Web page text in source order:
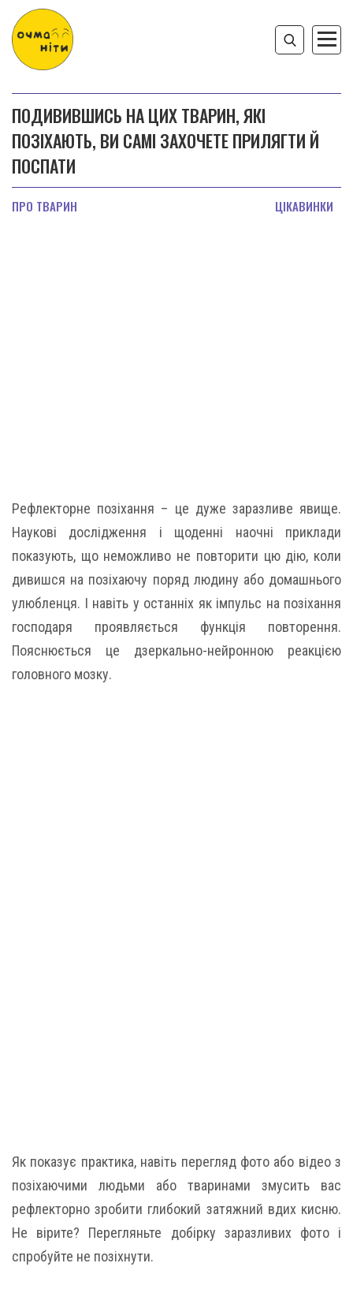
ПОДИВИВШИСЬ НА ЦИХ ТВАРИН, ЯКІ
ПОЗІХАЮТЬ, ВИ САМІ ЗАХОЧЕТЕ ПРИЛЯГТИ Й
ПОСПАТИ
ПРО ТВАРИН ЦІКАВИНКИ
Рефлекторне позіхання – це дуже заразливе явище.
Наукові дослідження і щоденні наочні приклади
показують, що неможливо не повторити цю дію, коли
дивишся на позіхаючу поряд людину або домашнього
улюбленця. І навіть у останніх як імпульс на позіхання
господаря проявляється функція повторення.
Пояснюється це дзеркально-нейронною реакцією
головного мозку.
Як показує практика, навіть перегляд фото або відео з
позіхаючими людьми або тваринами змусить вас
рефлекторно зробити глибокий затяжний вдих кисню.
Не вірите? Перегляньте добірку заразливих фото і
спробуйте не позіхнути.